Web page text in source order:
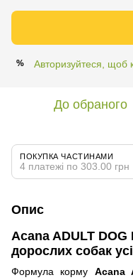
% Авторизуйтеся, щоб
До обраного
ПОКУПКА ЧАСТИНАМИ
4 платежі по 303.00 грн
Опис
Acana ADULT
дорослих собак
Формула корму Acana